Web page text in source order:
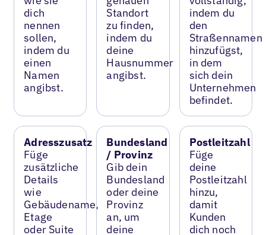
dich
nennen
sollen,
indem du
einen
Namen
angibst.
Standort
zu finden,
indem du
deine
Hausnummer
angibst.
indem du
den
Straßennamen
hinzufügst,
in dem
sich dein
Unternehmen
befindet.
Adresszusatz
Füge
zusätzliche
Details
wie
Gebäudename,
Etage
oder Suite
Bundesland
/ Provinz
Gib dein
Bundesland
oder deine
Provinz
an, um
deine
Postleitzahl
Füge
deine
Postleitzahl
hinzu,
damit
Kunden
dich noch